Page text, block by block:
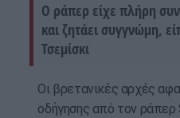
Ο ράπερ είχε πλήρη
και ζητάει συγγνώμη,
Τσεμίσκι
Οι βρετανικές αρχές
οδήγησης από τον ράπερ